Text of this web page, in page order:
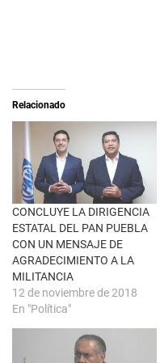
e
b
r
u
n
a
v
e
n
t
a
n
a
n
u
v
a
)
e
c
e
b
o
o
k
(
S
e
a
b
e
n
a
v
e
Relacionado
CONCLUYE LA DIRIGENCIA
ESTATAL DEL PAN PUEBLA
CON UN MENSAJE DE
AGRADECIMIENTO A LA
MILITANCIA
12 de noviembre de 2018
En "Política"